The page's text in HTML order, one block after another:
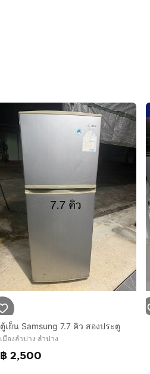
ตู้เย็น Samsung 7.7 คิว สองประตู
เมืองลำปาง ลำปาง
฿ 2,500